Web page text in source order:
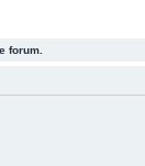
forum.